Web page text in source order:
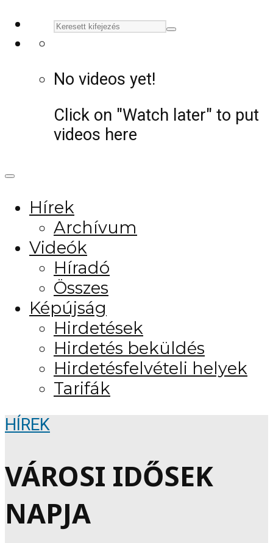
No videos yet!
Click on "Watch later" to put
videos here
Hírek
Archívum
Videók
Híradó
Összes
Képújság
Hirdetések
Hirdetés beküldés
Hirdetésfelvételi helyek
Tarifák
HÍREK
VÁROSI IDŐSEK
NAPJA